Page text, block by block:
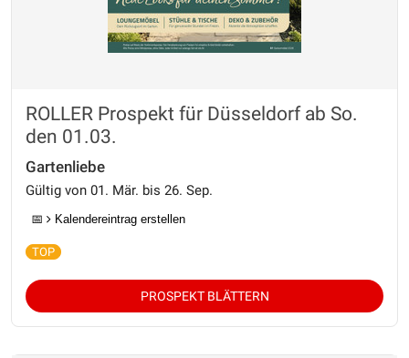
ROLLER Prospekt für Düsseldorf ab So.
den 01.03.
Gartenliebe
Gültig von 01. Mär. bis 26. Sep.
📅 Kalendereintrag erstellen
PROSPEKT BLÄTTERN